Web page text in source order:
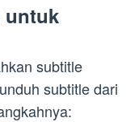
untuk
subtitle
subtitle dari